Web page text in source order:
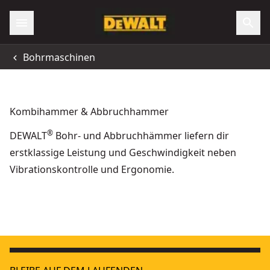
Bohrmaschinen
Kombihammer & Abbruchhammer
DEWALT® Bohr- und Abbruchhämmer liefern dir
erstklassige Leistung und Geschwindigkeit neben
Vibrationskontrolle und Ergonomie.